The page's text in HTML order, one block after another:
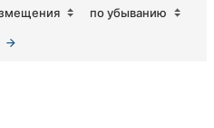
по убыванию